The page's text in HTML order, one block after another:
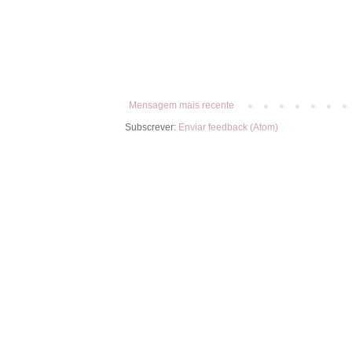
Mensagem mais recente
Subscrever: Enviar feedback (Atom)